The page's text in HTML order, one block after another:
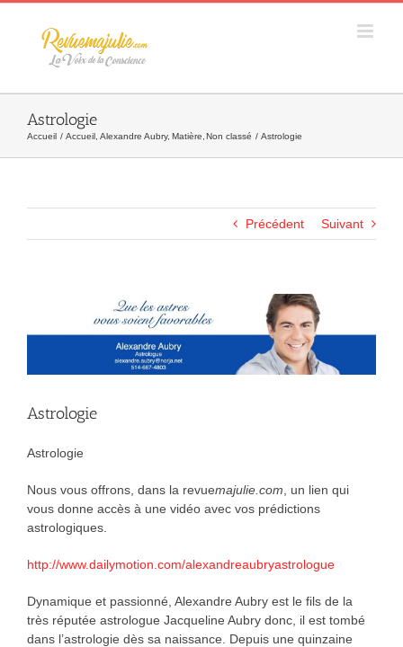
Skip
Astrologie
Accueil Accueil Alexandre Aubry Matière Non classé Astrologie
Précédent Suivant
l&apos;image
Astrologie
Astrologie
Nous vous offrons, dans la revuemajulie.com , un lien qui
vous donne accès à une vidéo avec vos prédictions
astrologiques.
http://www.dailymotion.com/alexandreaubryastrologue
Dynamique et passionné, Alexandre Aubry est le fils de la
très réputée astrologue Jacqueline Aubry donc, il est tombé
dans l’astrologie dès sa naissance. Depuis une quinzaine